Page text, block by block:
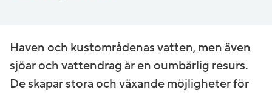
Haven och kustområdenas vatten, men även
sjöar och vattendrag är en oumbärlig resurs.
De skapar stora och växande möjligheter för